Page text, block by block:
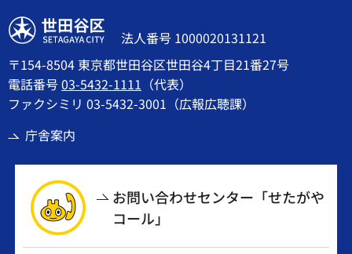
世田谷区
法人番号 1000020131121
〒154-8504 東京都世田谷区世田谷4丁目21番27号
電話番号03-5432-1111 （代表）
ファクシミリ 03-5432-3001（広報広聴課）
庁舎案内
お問い合わせセンター「せたがや
コール」